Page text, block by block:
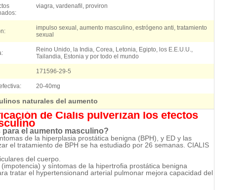
viagra, vardenafil, proviron
impulso sexual, aumento masculino, estrógeno anti, tratamiento
sexual
Reino Unido, la India, Corea, Letonia, Egipto, los E.E.U.U.,
Tailandia, Estonia y por todo el mundo
171596-29-5
20-40mg
naturales del aumento
de Cialis pulverizan los efectos
el aumento masculino?
de la hiperplasia prostática benigna (BPH), y ED y las
el tratamiento de BPH se ha estudiado por 26 semanas. CIALIS
del cuerpo.
y síntomas de la hipertrofia prostática benigna
tratar el hypertensionand arterial pulmonar mejora capacidad del